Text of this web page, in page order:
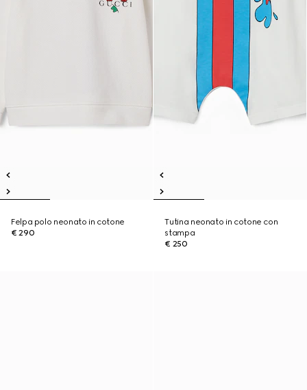
Felpa polo neonato in cotone
€ 290
Tutina neonato in cotone con
stampa
€ 250